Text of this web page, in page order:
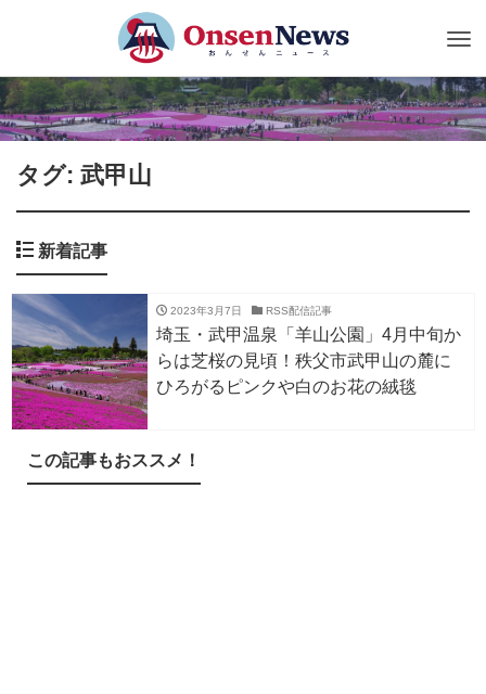
タグ: 武甲山
新着記事
2023年3月7日 RSS配信記事
埼玉・武甲温泉「羊山公園」4月中旬か
らは芝桜の見頃！秩父市武甲山の麓に
ひろがるピンクや白のお花の絨毯
この記事もおススメ！